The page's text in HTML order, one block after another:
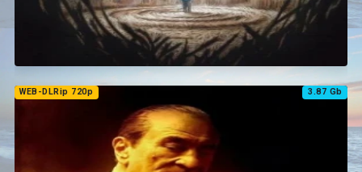
WEB-DLRip 720p 3.87 Gb